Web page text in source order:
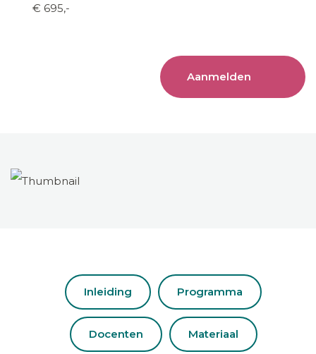
€ 695,-
Aanmelden
Inleiding Programma
Docenten Materiaal